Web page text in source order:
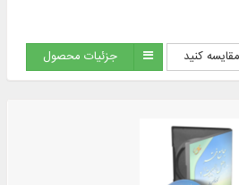
narrative sources of
pilgrimages, practical inquiries and
newly introduced issues,
مقایسه کنید جزئیات محصول